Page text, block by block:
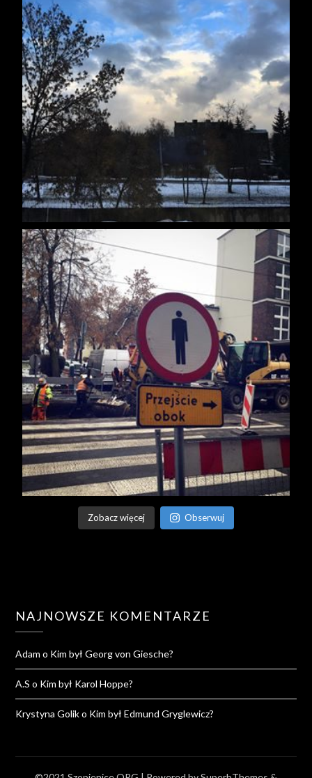
Zobacz więcej Obserwuj
NAJNOWSZE KOMENTARZE
Adam o Kim był Georg von Giesche?
A.S o Kim był Karol Hoppe?
Krystyna Goliko Kim był Edmund Gryglewicz?